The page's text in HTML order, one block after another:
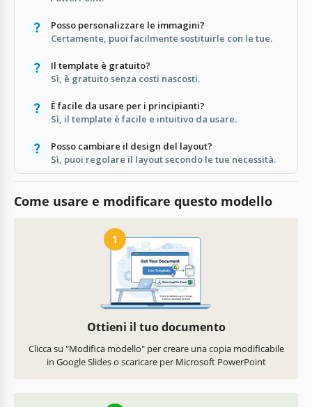
Posso personalizzare le immagini?
Certamente, puoi facilmente sostituirle con le tue.
Il template è gratuito?
Sì, è gratuito senza costi nascosti.
È facile da usare per i principianti?
Sì, il template è facile e intuitivo da usare.
Posso cambiare il design del layout?
Sì, puoi regolare il layout secondo le tue necessità.
Come usare e modificare questo modello
1
Ottieni il tuo documento
Clicca su "Modifica modello" per creare una copia modificabile
in Google Slides o scaricare per Microsoft PowerPoint